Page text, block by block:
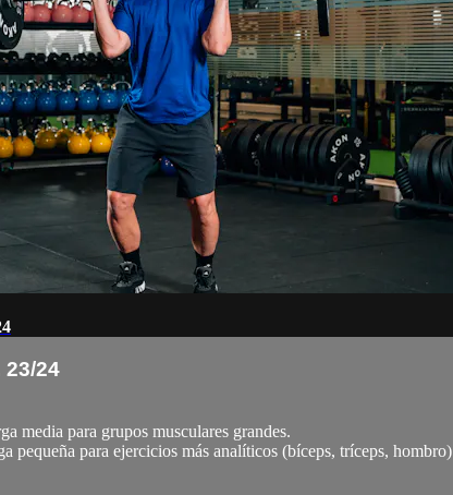
23/24
media para grupos musculares grandes.
pequeña para ejercicios más analíticos (bíceps, tríceps, hombro)